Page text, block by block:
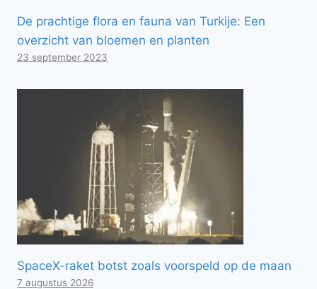
De prachtige flora en fauna van Turkije: Een
overzicht van bloemen en planten
23 september 2023
SpaceX-raket botst zoals voorspeld op de maan
7 augustus 2026